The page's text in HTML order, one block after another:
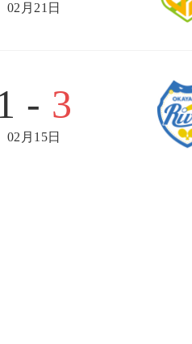
02月21日
- 3
02月15日